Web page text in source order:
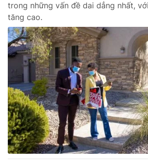
trong những vấn đề dai dẳng nhất,
tăng cao.